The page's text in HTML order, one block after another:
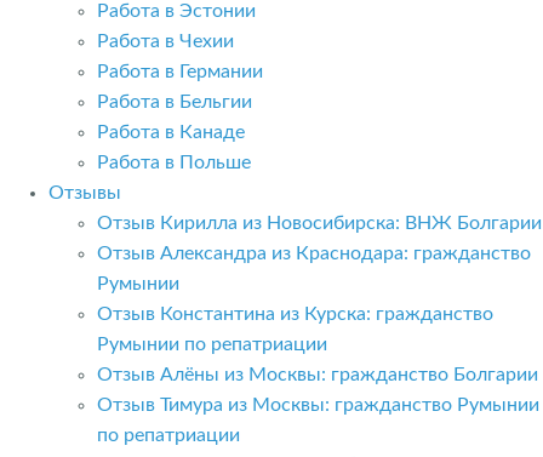
Работа в Эстонии
Работа в Чехии
Работа в Германии
Работа в Бельгии
Работа в Канаде
Работа в Польше
Отзывы
Отзыв Кирилла из Новосибирска: ВНЖ Болгарии
Отзыв Александра из Краснодара: гражданство
Румынии
Отзыв Константина из Курска: гражданство
Румынии по репатриации
Отзыв Алёны из Москвы: гражданство Болгарии
Отзыв Тимура из Москвы: гражданство Румынии
по репатриации